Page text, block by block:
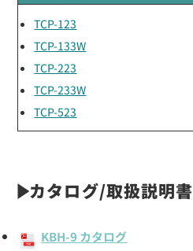
TCP-123
TCP-133W
TCP-223
TCP-233W
TCP-523
カタログ/取扱説明
KBH-9 カタログ